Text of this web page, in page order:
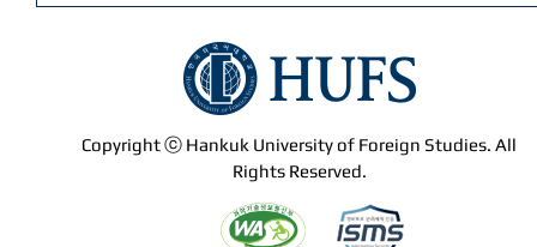
Copyright ⓒ Hankuk University of Foreign Studies. All
Rights Reserved.